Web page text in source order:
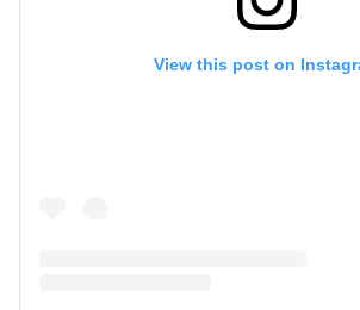
View this post on